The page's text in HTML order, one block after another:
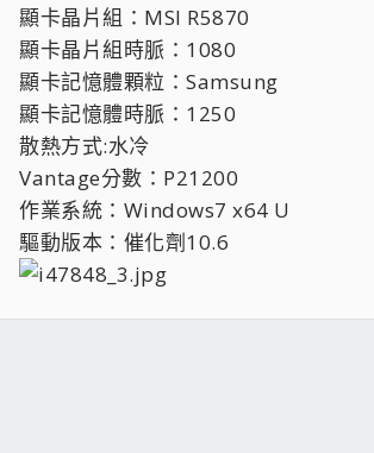
顯卡晶片組：MSI R5870
顯卡晶片組時脈：1080
顯卡記憶體顆粒：Samsung
顯卡記憶體時脈：1250
散熱方式:水冷
Vantage分數：P21200
作業系統：Windows7 x64 U
驅動版本：催化劑10.6